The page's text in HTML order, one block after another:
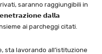
saranno raggiungibili in
𝗱𝗮𝗹𝗹𝗮
ai parcheggi citati.
sta lavorando all’istituzione